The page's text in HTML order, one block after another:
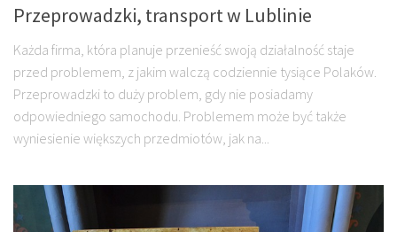
Przeprowadzki, transport w Lublinie
Każda firma, która planuje przenieść swoją działalność staje
przed problemem, z jakim walczą codziennie tysiące Polaków.
Przeprowadzki to duży problem, gdy nie posiadamy
odpowiedniego samochodu. Problemem może być także
wyniesienie większych przedmiotów, jak na...